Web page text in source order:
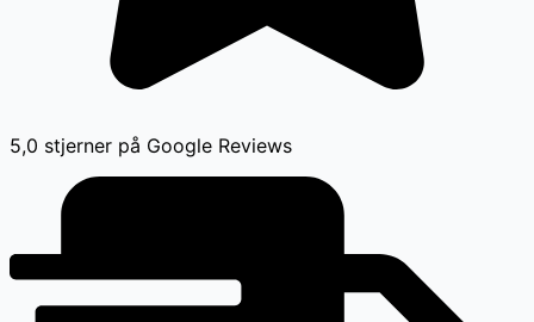
5,0 stjerner på Google Reviews